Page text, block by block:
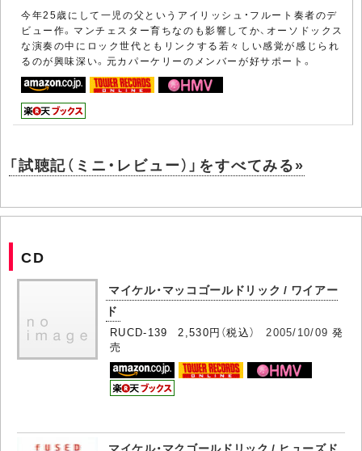
今年25歳にして一児の父というアイリッシュ・フルート奏者のデ
ビュー作。マンチェスター育ちなのも影響してか、オーソドックス
な演奏の中にロック世代ともリンクする若々しい感覚が感じられ
るのが興味深い。元カパーケリーのメンバーが好サポート。
「試聴記（ミニ・レビュー）」をすべてみる»
CD
マイケル・マッコゴールドリック / ワイアー
ド
RUCD-139 2,530円（税込）2005/10/09 発
売